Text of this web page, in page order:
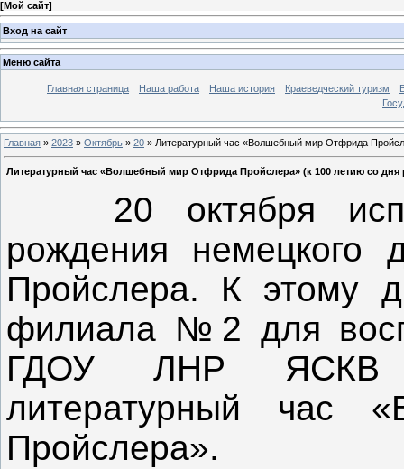
[Мой сайт]
Вход на сайт
Меню сайта
Главная страница Наша работа Наша история Краеведческий туризм
Главная » 2023 » Октябрь » 20 » Литературный час «Волшебный мир Отфрида
Литературный час «Волшебный мир Отфрида Пройслера» (к 100 летию со
20 октября
рождения немецкого
Пройслера. К этому
филиала №2 для
ГДОУ ЛНР ЯСКВ
литературный час
Пройслера».